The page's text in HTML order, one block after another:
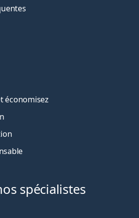
économisez
spécialistes